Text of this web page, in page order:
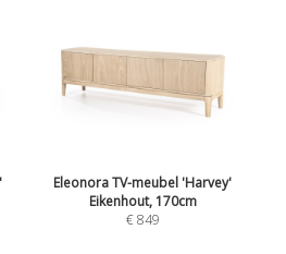
Eleonora TV-meubel 'Harvey'
Eikenhout, 170cm
€ 849